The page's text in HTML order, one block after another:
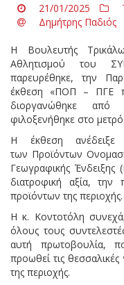
21/01/2025
Δημήτρης Παδιός
Η Βουλευτής
Αθλητισμού του
παρευρέθηκε, την
έκθεση «ΠΟΠ – ΠΓΕ
διοργανώθηκε από
φιλοξενήθηκε στο
Η έκθεση
των Προϊόντων
Γεωγραφικής Ένδειξης
διατροφική αξία,
προϊόντων της περιοχής.
Η κ. Κοντοτόλη
όλους τους
αυτή πρωτοβουλία,
προωθεί τις
της περιοχής.